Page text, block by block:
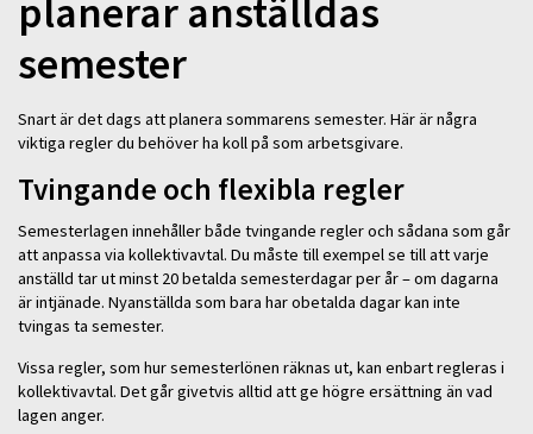
planerar anställdas
semester
Snart är det dags att planera sommarens semester. Här är några
viktiga regler du behöver ha koll på som arbetsgivare.
Tvingande och flexibla regler
Semesterlagen innehåller både tvingande regler och sådana som går
att anpassa via kollektivavtal. Du måste till exempel se till att varje
anställd tar ut minst 20 betalda semesterdagar per år – om dagarna
är intjänade. Nyanställda som bara har obetalda dagar kan inte
tvingas ta semester.
Vissa regler, som hur semesterlönen räknas ut, kan enbart regleras i
kollektivavtal. Det går givetvis alltid att ge högre ersättning än vad
lagen anger.